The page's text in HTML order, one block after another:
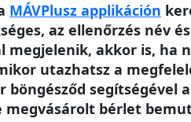
MÁVPlusz applikáción
az ellenőrzés név
megjelenik, akkor is, ha
utazhatsz a
segítségével a
bérlet